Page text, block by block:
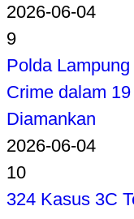
2026-06-04
9
Polda
Crime dalam
Diamankan
2026-06-04
10
324 Kasus 3C